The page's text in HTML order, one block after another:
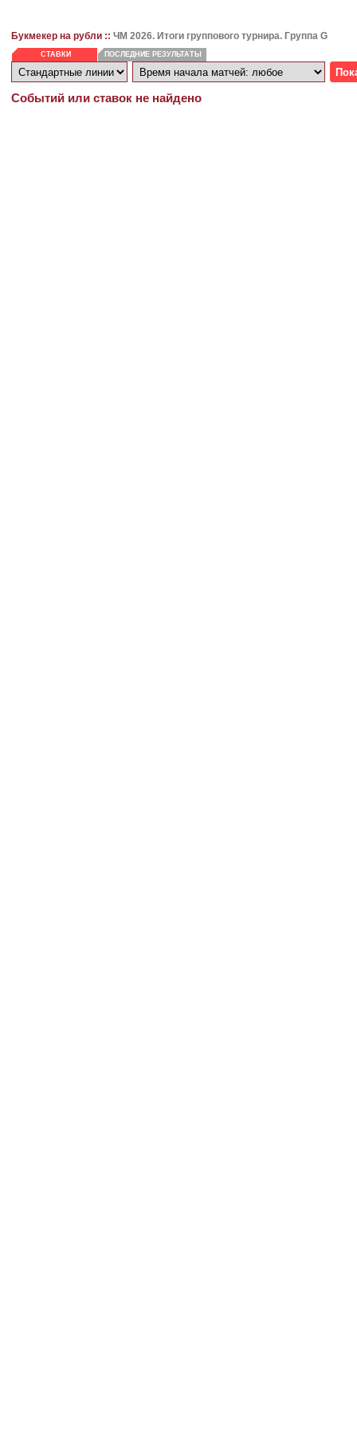
Букмекер на рубли :: ЧМ 2026. Итоги группового турнира. Группа G
СТАВКИ ПОСЛЕДНИЕ РЕЗУЛЬТАТЫ
Событий или ставок не найдено